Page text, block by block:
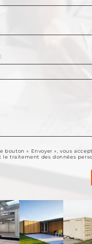
bouton « Envoyer », vous
traitement des données